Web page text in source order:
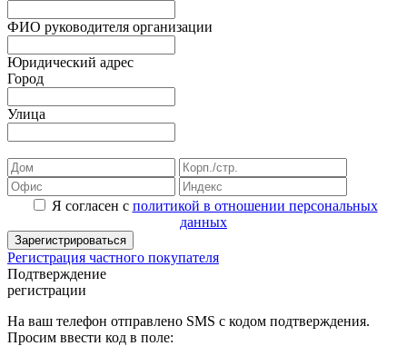
ФИО руководителя организации
Юридический адрес
Город
Улица
Я согласен с политикой в отношении персональных
данных
Зарегистрироваться
Регистрация частного покупателя
Подтверждение
регистрации
На ваш телефон отправлено SMS с кодом подтверждения.
Просим ввести код в поле: